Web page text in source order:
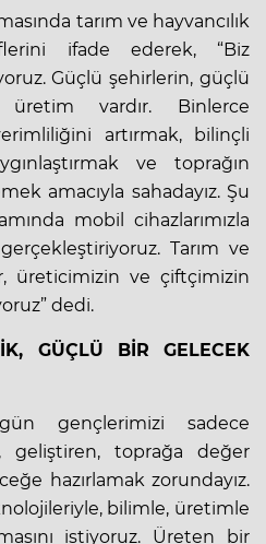
tarım ve hayvancılık
ifade ederek, “Biz
Güçlü şehirlerin, güçlü
vardır. Binlerce
artırmak, bilinçli
ve toprağın
amacıyla sahadayız. Şu
mobil cihazlarımızla
Tarım ve
üreticimizin ve çiftçimizin
dedi.
GÜÇLÜ BİR GELECEK
gençlerimizi sadece
toprağa değer
hazırlamak zorundayız.
bilimle, üretimle
istiyoruz. Üreten bir